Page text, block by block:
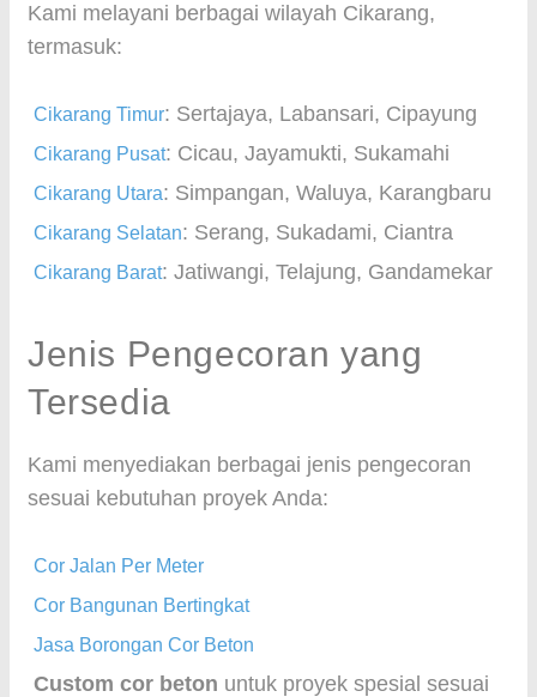
Kami melayani berbagai wilayah Cikarang,
termasuk:
Cikarang Timur: Sertajaya, Labansari, Cipayung
Cikarang Pusat: Cicau, Jayamukti, Sukamahi
Cikarang Utara: Simpangan, Waluya, Karangbaru
Cikarang Selatan: Serang, Sukadami, Ciantra
Cikarang Barat: Jatiwangi, Telajung, Gandamekar
Jenis Pengecoran yang
Tersedia
Kami menyediakan berbagai jenis pengecoran
sesuai kebutuhan proyek Anda:
Cor Jalan Per Meter
Cor Bangunan Bertingkat
Jasa Borongan Cor Beton
Custom cor beton untuk proyek spesial sesuai